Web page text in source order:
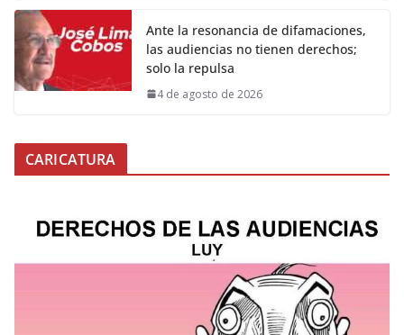
Ante la resonancia de difamaciones,
las audiencias no tienen derechos;
solo la repulsa
4 de agosto de 2026
CARICATURA